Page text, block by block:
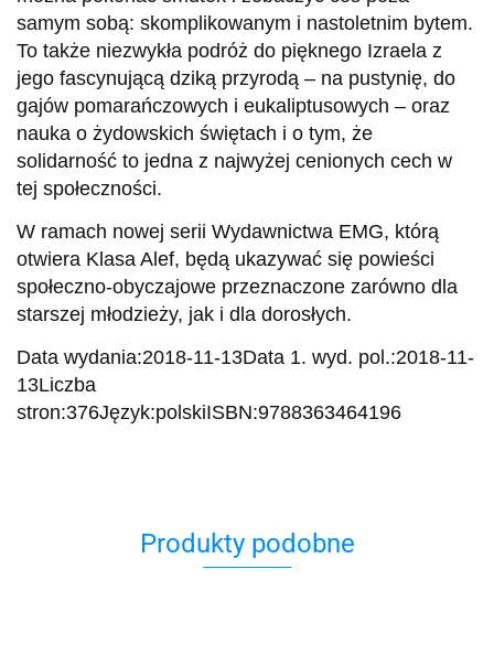
samym sobą: skomplikowanym i nastoletnim bytem.
To także niezwykła podróż do pięknego Izraela z
jego fascynującą dziką przyrodą – na pustynię, do
gajów pomarańczowych i eukaliptusowych – oraz
nauka o żydowskich świętach i o tym, że
solidarność to jedna z najwyżej cenionych cech w
tej społeczności.
W ramach nowej serii Wydawnictwa EMG, którą
otwiera Klasa Alef, będą ukazywać się powieści
społeczno-obyczajowe przeznaczone zarówno dla
starszej młodzieży, jak i dla dorosłych.
Data wydania:2018-11-13Data 1. wyd. pol.:2018-11-
13Liczba
stron:376Język:polskiISBN:9788363464196
Produkty podobne